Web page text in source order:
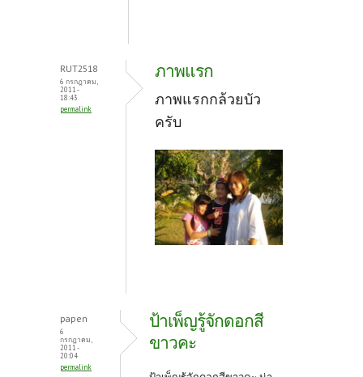
RUT2518
6 กรกฎาคม,
2011 -
18:43
permalink
ภาพแรก
ภาพแรกกล้วยบัว
ครับ
papen
6
กรกฎาคม,
2011 -
20:04
permalink
ป้าเพ็ญรู้จักดอกสี
ขาวคะ